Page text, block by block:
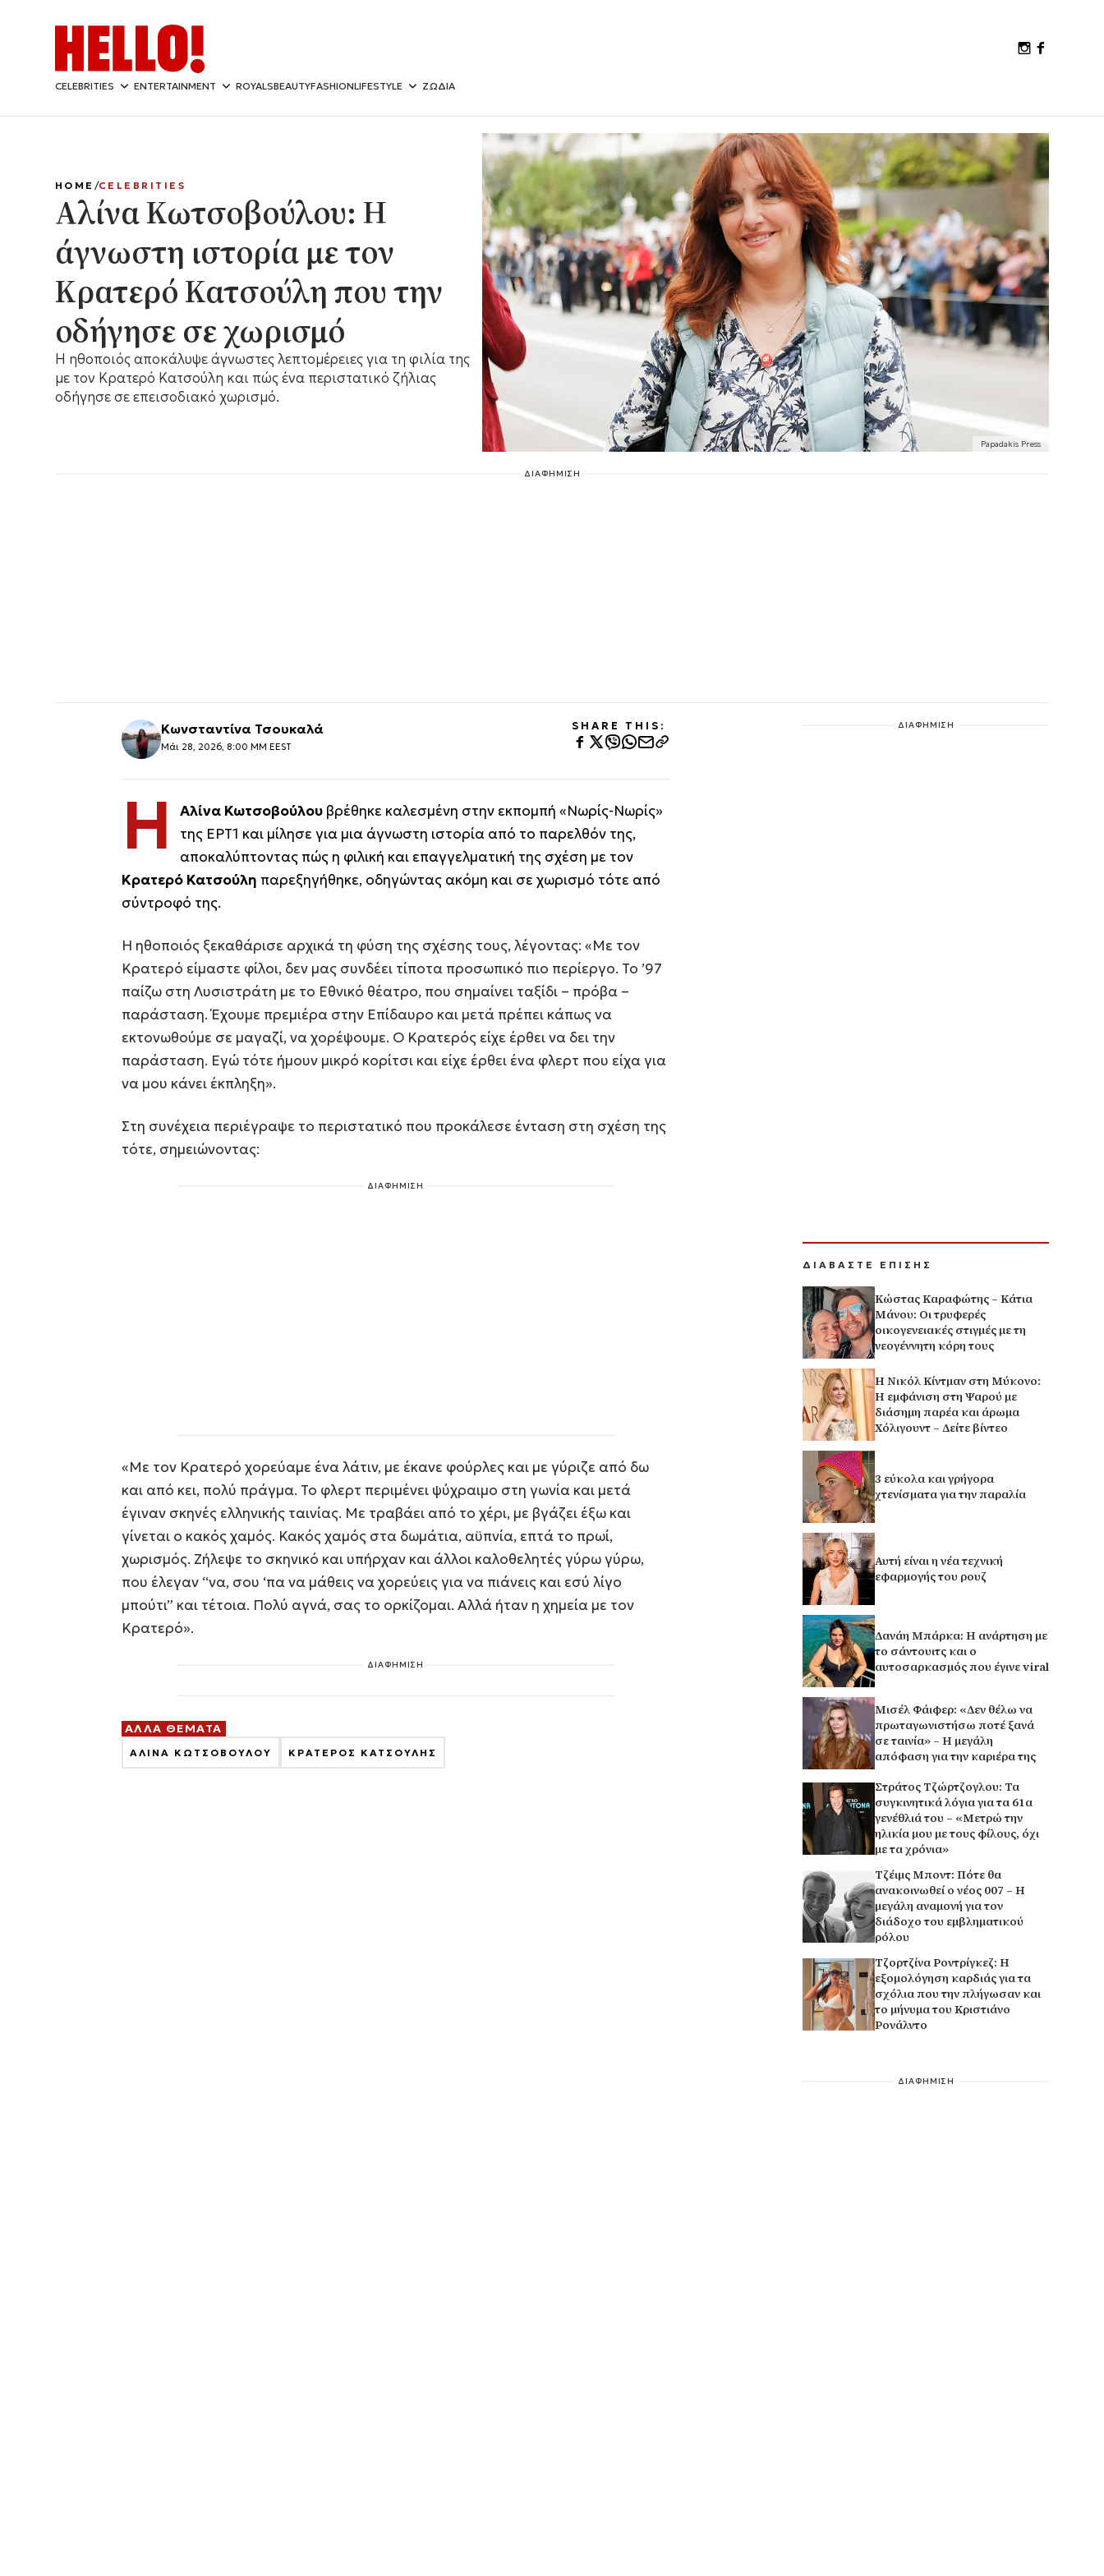
CELEBRITIES ENTERTAINMENT ROYALSBEAUTYFASHIONLIFESTYLE ΖΩΔΙΑ
Papadakis Press
HOME CELEBRITIES
Αλίνα Κωτσοβούλου: Η
άγνωστη ιστορία με τον
Κρατερό Κατσούλη που την
οδήγησε σε χωρισμό
Η ηθοποιός αποκάλυψε άγνωστες λεπτομέρειες για τη φιλία της
με τον Κρατερό Κατσούλη και πώς ένα περιστατικό ζήλιας
οδήγησε σε επεισοδιακό χωρισμό.
ΔΙΑΦΗΜΙΣΗ
Κωνσταντίνα Τσουκαλά
Μάι 28, 2026, 8:00 ΜΜ EEST
SHARE THIS:
Η Αλίνα Κωτσοβούλουβρέθηκε καλεσμένη στην εκπομπή «Νωρίς-Νωρίς»
της ΕΡΤ1 και μίλησε για μια άγνωστη ιστορία από το παρελθόν της,
αποκαλύπτοντας πώς η φιλική και επαγγελματική της σχέση με τον
Κρατερό Κατσούλη παρεξηγήθηκε, οδηγώντας ακόμη και σε χωρισμό τότε από
σύντροφό της.
Η ηθοποιός ξεκαθάρισε αρχικά τη φύση της σχέσης τους, λέγοντας: «Με τον
Κρατερό είμαστε φίλοι, δεν μας συνδέει τίποτα προσωπικό πιο περίεργο. Το ’97
παίζω στη Λυσιστράτη με το Εθνικό θέατρο, που σημαίνει ταξίδι – πρόβα –
παράσταση. Έχουμε πρεμιέρα στην Επίδαυρο και μετά πρέπει κάπως να
εκτονωθούμε σε μαγαζί, να χορέψουμε. Ο Κρατερός είχε έρθει να δει την
παράσταση. Εγώ τότε ήμουν μικρό κορίτσι και είχε έρθει ένα φλερτ που είχα για
να μου κάνει έκπληξη».
Στη συνέχεια περιέγραψε το περιστατικό που προκάλεσε ένταση στη σχέση της
τότε, σημειώνοντας:
ΔΙΑΦΗΜΙΣΗ
«Με τον Κρατερό χορεύαμε ένα λάτιν, με έκανε φούρλες και με γύριζε από δω
και από κει, πολύ πράγμα. Το φλερτ περιμένει ψύχραιμο στη γωνία και μετά
έγιναν σκηνές ελληνικής ταινίας. Με τραβάει από το χέρι, με βγάζει έξω και
γίνεται ο κακός χαμός. Κακός χαμός στα δωμάτια, αϋπνία, επτά το πρωί,
χωρισμός. Ζήλεψε το σκηνικό και υπήρχαν και άλλοι καλοθελητές γύρω γύρω,
που έλεγαν “να, σου ‘πα να μάθεις να χορεύεις για να πιάνεις και εσύ λίγο
μπούτι” και τέτοια. Πολύ αγνά, σας το ορκίζομαι. Αλλά ήταν η χημεία με τον
Κρατερό».
ΔΙΑΦΗΜΙΣΗ
ΑΛΛΑ ΘΕΜΑΤΑ
ΑΛΙΝΑ ΚΩΤΣΟΒΟΥΛΟΥ ΚΡΑΤΕΡΟΣ ΚΑΤΣΟΥΛΗΣ
ΔΙΑΦΗΜΙΣΗ
ΔΙΑΒΑΣΤΕ ΕΠΙΣΗΣ
Κώστας Καραφώτης – Κάτια
Μάνου: Οι τρυφερές
οικογενειακές στιγμές με τη
νεογέννητη κόρη τους
H Νικόλ Κίντμαν στη Μύκονο:
Η εμφάνιση στη Ψαρού με
διάσημη παρέα και άρωμα
Χόλιγουντ – Δείτε βίντεο
3 εύκολα και γρήγορα
χτενίσματα για την παραλία
Αυτή είναι η νέα τεχνική
εφαρμογής του ρουζ
Δανάη Μπάρκα: Η ανάρτηση με
το σάντουιτς και ο
αυτοσαρκασμός που έγινε viral
Μισέλ Φάιφερ: «Δεν θέλω να
πρωταγωνιστήσω ποτέ ξανά
σε ταινία» – Η μεγάλη
απόφαση για την καριέρα της
Στράτος Τζώρτζογλου: Τα
συγκινητικά λόγια για τα 61α
γενέθλιά του – «Μετρώ την
ηλικία μου με τους φίλους, όχι
με τα χρόνια»
Τζέιμς Μποντ: Πότε θα
ανακοινωθεί ο νέος 007 – Η
μεγάλη αναμονή για τον
διάδοχο του εμβληματικού
ρόλου
Τζορτζίνα Ροντρίγκεζ: Η
εξομολόγηση καρδιάς για τα
σχόλια που την πλήγωσαν και
το μήνυμα του Κριστιάνο
Ρονάλντο
ΔΙΑΦΗΜΙΣΗ